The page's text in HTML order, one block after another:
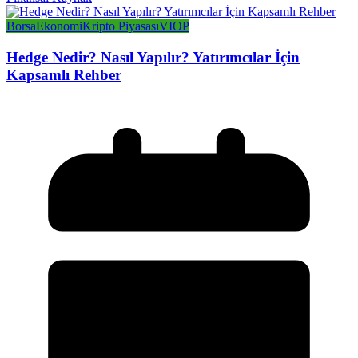
BorsaEkonomiKripto PiyasasıVIOP
Hedge Nedir? Nasıl Yapılır? Yatırımcılar İçin
Kapsamlı Rehber